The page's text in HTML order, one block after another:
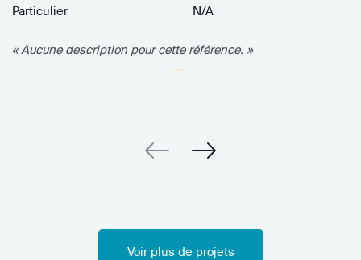
Particulier
N/A
« Aucune description pour cette référence. »
Voir plus de projets